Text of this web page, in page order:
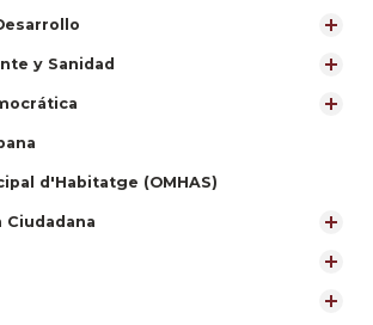
y Sanidad
d'Habitatge (OMHAS)